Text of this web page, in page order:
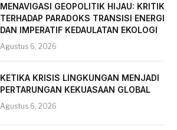
MENAVIGASI GEOPOLITIK HIJAU: KRITIK
TERHADAP PARADOKS TRANSISI ENERGI
DAN IMPERATIF KEDAULATAN EKOLOGI
Agustus 6, 2026
KETIKA KRISIS LINGKUNGAN MENJADI
PERTARUNGAN KEKUASAAN GLOBAL
Agustus 6, 2026